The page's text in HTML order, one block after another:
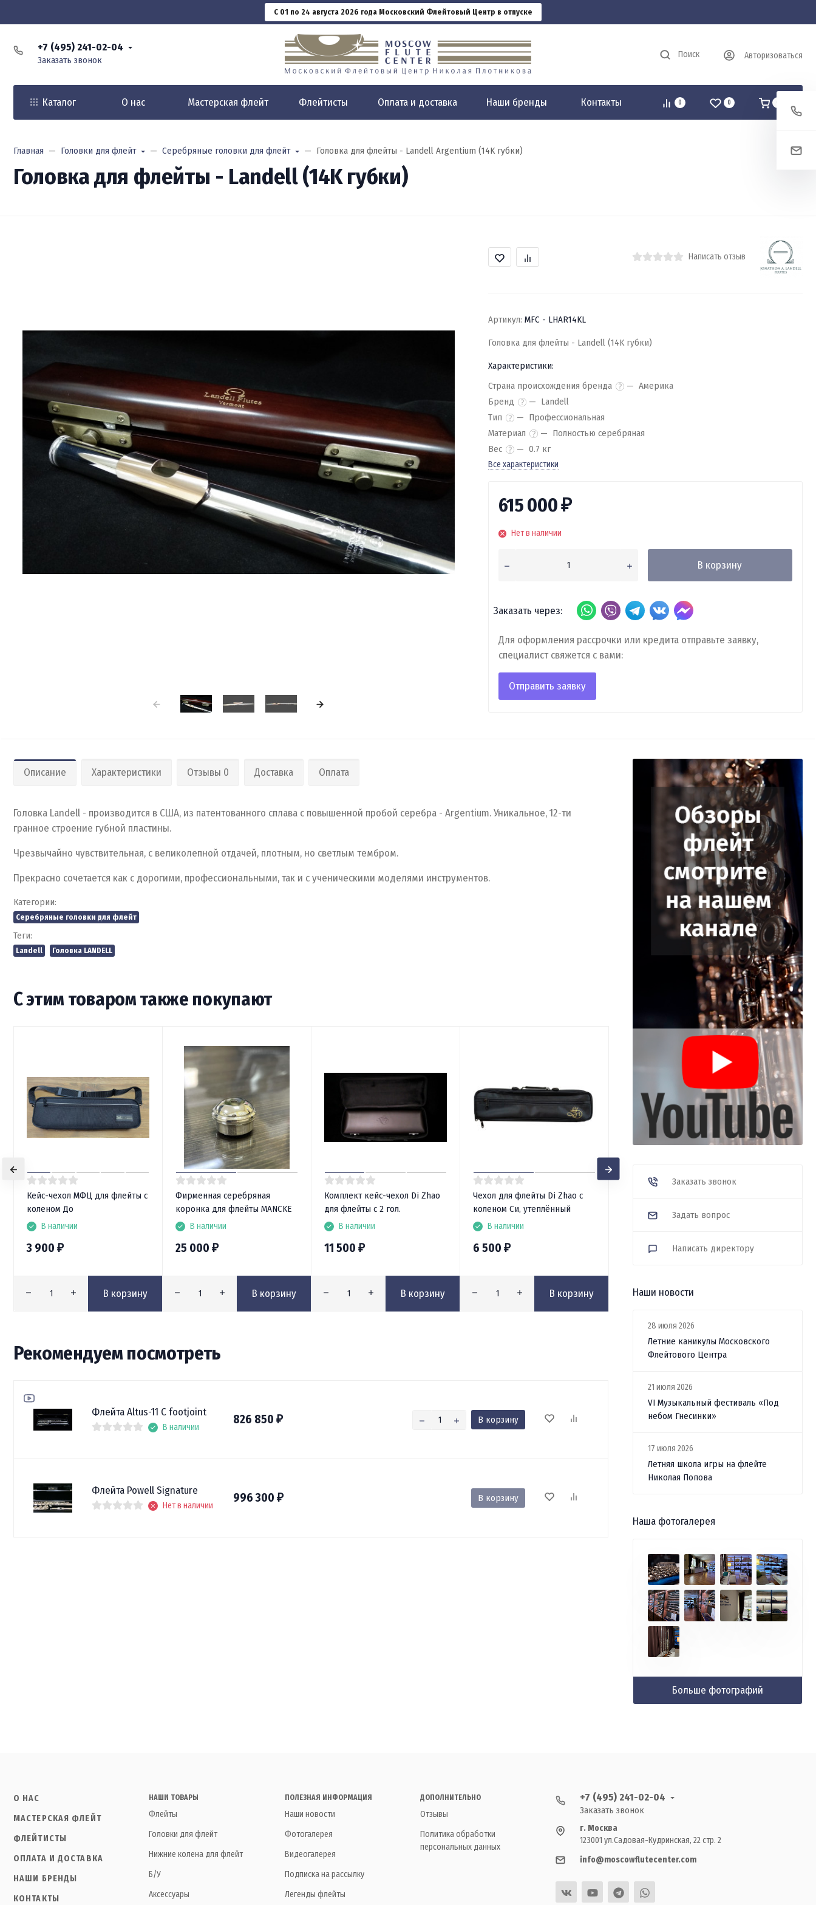
С 01 по 24 августа 2026 года Московский Флейтовый Центр в отпуске
+7 (495) 241-02-04
Заказать звонок
Поиск Авторизоваться
Каталог О нас Мастерская флейт Флейтисты Оплата и доставка Наши бренды Контакты 0 0
Главная Головки для флейт Серебряные головки для флейт Головка для флейты - Landell Argentium (14K губки)
Головка для флейты - Landell (14K губки)
Написать отзыв
Артикул: MFC - LHAR14KL
Головка для флейты - Landell (14K губки)
Характеристики:
Страна происхождения бренда
Америка
Бренд
Landell
Тип
Профессиональная
Материал
Полностью серебряная
Вес
0.7 кг
Все характеристики
615 000₽
Нет в наличии
В корзину
Заказать через:
Для оформления рассрочки или кредита отправьте заявку,
специалист свяжется с вами:
Отправить заявку
Описание Характеристики Отзывы 0 Доставка Оплата
Головка Landell - производится в США, из патентованного сплава с повышенной пробой серебра - Argentium. Уникальное, 12-ти
гранное строение губной пластины.
Чрезвычайно чувствительная, с великолепной отдачей, плотным, но светлым тембром.
Прекрасно сочетается как с дорогими, профессиональными, так и с ученическими моделями инструментов.
Категории:
Серебряные головки для флейт
Теги:
Landell Головка LANDELL
С этим товаром также покупают
Кейс-чехол МФЦ для флейты с
коленом До
В наличии
3 900 ₽
В корзину
Фирменная серебряная
коронка для флейты MANCKE
В наличии
25 000 ₽
В корзину
Комплект кейс-чехол Di Zhao
для флейты с 2 гол.
В наличии
11 500 ₽
В корзину
Чехол для флейты Di Zhao с
коленом Си, утеплённый
В наличии
6 500 ₽
В корзину
4 300₽
Рекомендуем посмотреть
Флейта Altus-11 C footjoint
В наличии
826 850 ₽ В корзину
Флейта Powell Signature
Нет в наличии
996 300 ₽ В корзину
Заказать звонок
Задать вопрос
Написать директору
Наши новости
28 июля 2026
Летние каникулы Московского
Флейтового Центра
21 июля 2026
VI Музыкальный фестиваль «Под
небом Гнесинки»
17 июля 2026
Летняя школа игры на флейте
Николая Попова
Наша фотогалерея
Больше фотографий
О НАС
МАСТЕРСКАЯ ФЛЕЙТ
ФЛЕЙТИСТЫ
ОПЛАТА И ДОСТАВКА
НАШИ БРЕНДЫ
КОНТАКТЫ
НАШИ ТОВАРЫ
Флейты
Головки для флейт
Нижние колена для флейт
Б/У
Аксессуары
ПОЛЕЗНАЯ ИНФОРМАЦИЯ
Наши новости
Фотогалерея
Видеогалерея
Подписка на рассылку
Легенды флейты
ДОПОЛНИТЕЛЬНО
Отзывы
Политика обработки
персональных данных
+7 (495) 241-02-04
Заказать звонок
г. Москва
123001 ул.Садовая-Кудринская, 22 стр. 2
info@moscowflutecenter.com